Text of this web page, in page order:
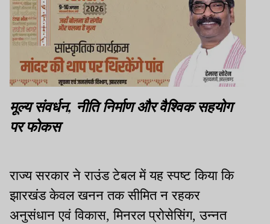
मूल्य संवर्धन, नीति निर्माण और वैश्विक सहयोग
पर फोकस
राज्य सरकार ने राउंड टेबल में यह स्पष्ट किया कि
झारखंड केवल खनन तक सीमित न रहकर
अनुसंधान एवं विकास, मिनरल प्रोसेसिंग, उन्नत